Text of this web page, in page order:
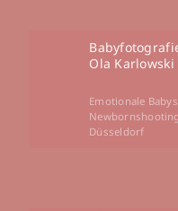
Ola Karlowski
Emotionale
Düsseldorf